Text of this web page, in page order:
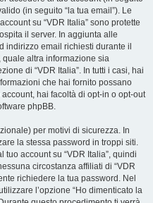
(in seguito “la tua email”). Le
su “VDR Italia” sono protette
il server. In aggiunta alle
indirizzo email richiesti durante il
quale altra informazione sia
di “VDR Italia”. In tutti i casi, hai
che hai fornito possano
hai facoltà di opt-in o opt-out
phpBB.
per motivi di sicurezza. In
la stessa password in troppi siti.
account su “VDR Italia”, quindi
circostanza affiliati di “VDR
richiedere la tua password. Nel
l’opzione “Ho dimenticato la